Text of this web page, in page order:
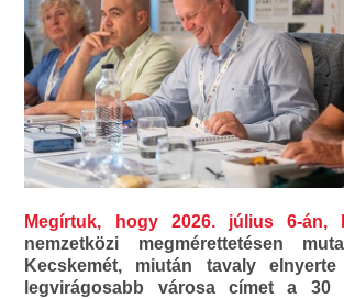
Megírtuk, hogy 2026. július 6-án,
nemzetközi megmérettetésen
Kecskemét, miután tavaly elnyerte
legvirágosabb városa címet a